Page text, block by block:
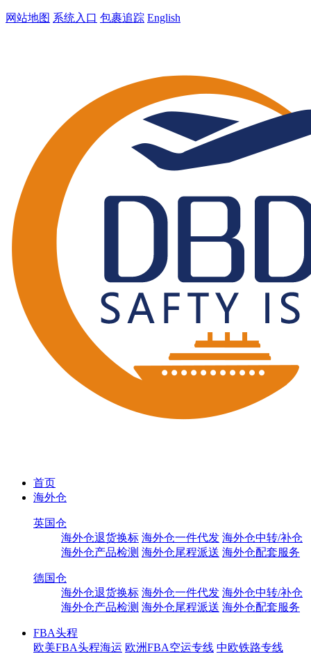
网站地图 系统入口 包裹追踪 English
首页
海外仓
英国仓
海外仓退货换标 海外仓一件代发 海外仓中转/补仓
海外仓产品检测 海外仓尾程派送 海外仓配套服务
德国仓
海外仓退货换标 海外仓一件代发 海外仓中转/补仓
海外仓产品检测 海外仓尾程派送 海外仓配套服务
FBA头程
欧美FBA头程海运 欧洲FBA空运专线 中欧铁路专线